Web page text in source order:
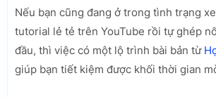
Nếu bạn cũng đang ở trong tình trạng
tutorial lẻ tẻ trên YouTube rồi tự ghép
đầu, thì việc có một lộ trình bài bản từ
giúp bạn tiết kiệm được khối thời gian